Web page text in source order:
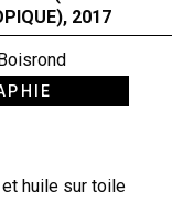
2017
huile sur toile